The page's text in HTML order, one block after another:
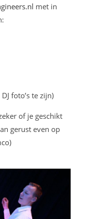
met in
foto’s te zijn)
of je geschikt
gerust even op